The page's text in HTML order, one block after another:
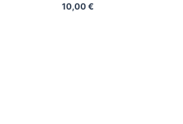
10,00€